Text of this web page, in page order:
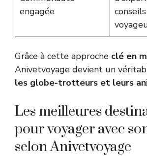
engagée
Grâce à cette approche clé en
Anivetvoyage devient un
les globe-trotteurs et leurs
Les meilleures
pour voyager avec
selon Anivetvoyage